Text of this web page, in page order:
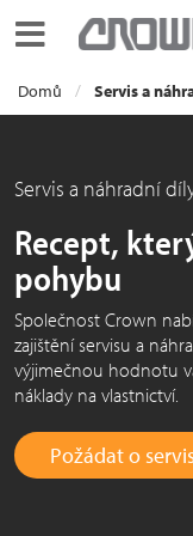
Toggle navigation
Domů Servis a
Servis a náhradní
Recept,
pohybu
Společnost Crown
zajištění servisu a
výjimečnou hodnotu
náklady na vlastnictví.
Požádat o